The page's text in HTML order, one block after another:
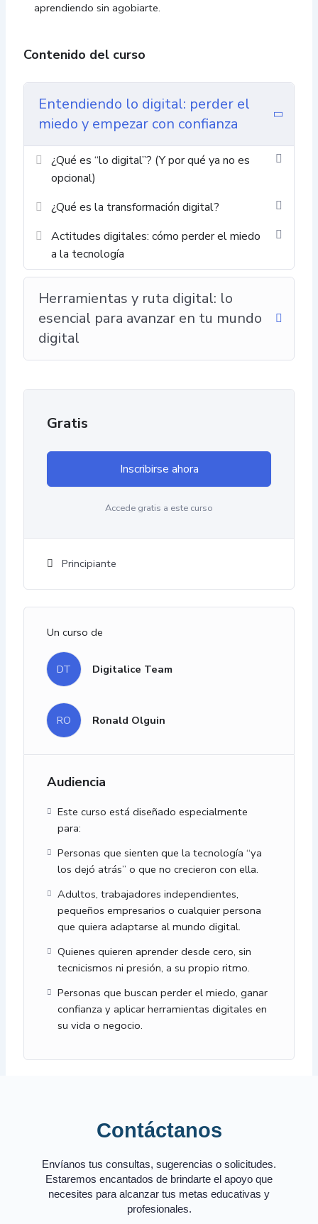
aprendiendo sin agobiarte.
Contenido del curso
Entendiendo lo digital: perder el
miedo y empezar con confianza
¿Qué es “lo digital”? (Y por qué ya no es
opcional)
¿Qué es la transformación digital?
Actitudes digitales: cómo perder el miedo
a la tecnología
Herramientas y ruta digital: lo
esencial para avanzar en tu mundo
digital
Gratis
Inscribirse ahora
Accede gratis a este curso
Principiante
Un curso de
DT Digitalice Team
RO Ronald Olguin
Audiencia
Este curso está diseñado especialmente
para:
Personas que sienten que la tecnología “ya
los dejó atrás” o que no crecieron con ella.
Adultos, trabajadores independientes,
pequeños empresarios o cualquier persona
que quiera adaptarse al mundo digital.
Quienes quieren aprender desde cero, sin
tecnicismos ni presión, a su propio ritmo.
Personas que buscan perder el miedo, ganar
confianza y aplicar herramientas digitales en
su vida o negocio.
Contáctanos
Envíanos tus consultas, sugerencias o solicitudes.
Estaremos encantados de brindarte el apoyo que
necesites para alcanzar tus metas educativas y
profesionales.